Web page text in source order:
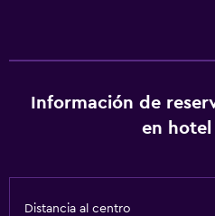
Secador de pelo
Lavandería
Información de
en hotel
Distancia al centro